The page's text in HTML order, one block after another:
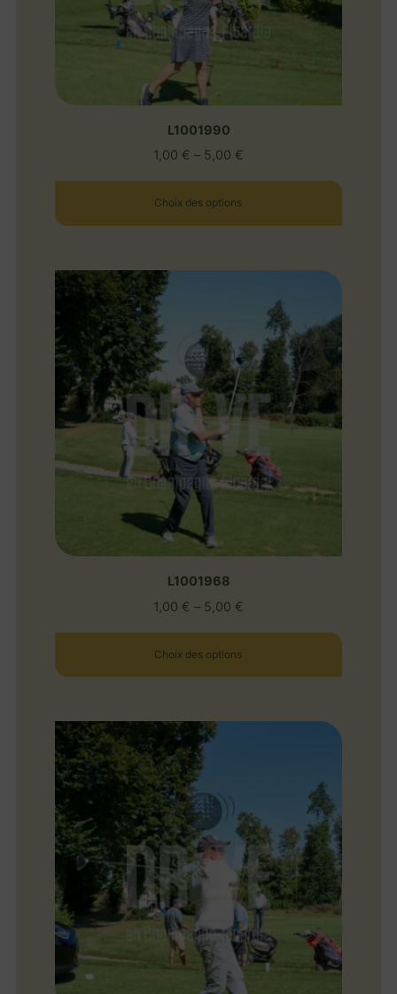
L1001990
1,00 € – 5,00 €
Choix des options
L1001968
1,00 € – 5,00 €
Choix des options